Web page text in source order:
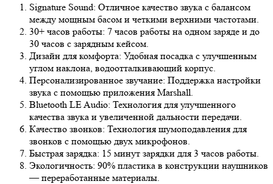
Signature Sound: Отличное качество звука с балансом
между мощным басом и четкими верхними частотами.
30+ часов работы: 7 часов работы на одном заряде и до
30 часов с зарядным кейсом.
Дизайн для комфорта: Удобная посадка с улучшенным
углом наклона, водоотталкивающий корпус.
Персонализированное звучание: Поддержка настройки
звука с помощью приложения Marshall.
Bluetooth LE Audio: Технология для улучшенного
качества звука и увеличенной дальности передачи.
Качество звонков: Технология шумоподавления для
звонков с помощью двух микрофонов.
Быстрая зарядка: 15 минут зарядки для 3 часов работы.
Экологичность: 90% пластика в конструкции наушников
— переработанные материалы.